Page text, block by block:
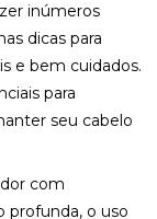
inúmeros
dicas para
e bem cuidados.
para
seu cabelo
com
profunda, o uso